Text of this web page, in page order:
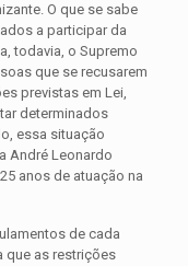
O que se sabe
a participar da
todavia, o Supremo
que se recusarem
previstas em Lei,
determinados
essa situação
André Leonardo
anos de atuação na
de cada
que as restrições